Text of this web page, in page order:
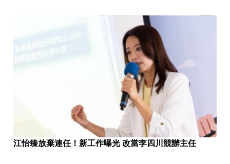
江怡臻放棄連任！新工作曝光 改當李四川競辦主任